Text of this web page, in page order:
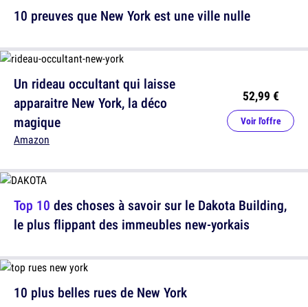
Un rideau occultant qui laisse
apparaitre New York, la déco
magique
Amazon
52,99 €
Voir l'offre
10 plus belles rues de New York
10 preuves que New York est une ville nulle
Top 10 des choses à savoir sur le Dakota Building,
le plus flippant des immeubles new-yorkais